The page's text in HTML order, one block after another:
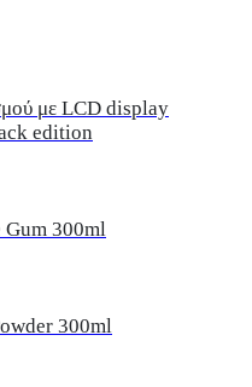
με LCD display
edition
Gum 300ml
300ml